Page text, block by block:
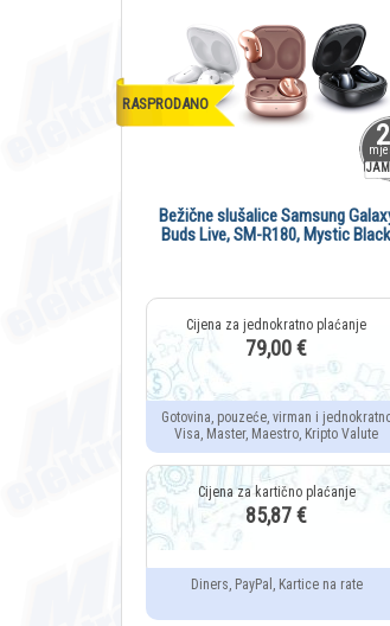
RASPRODANO
Bežične slušalice Samsung
Buds Live, SM-R180, Mystic Black
79,00 €
Gotovina, pouzeće, virman i
Visa, Master, Maestro, Kripto Valute
85,87 €
Diners, PayPal, Kartice na rate